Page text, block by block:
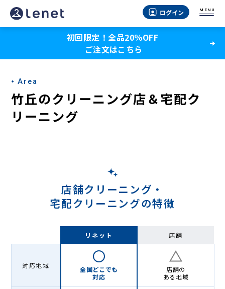
竹
丘
宅
配
ク
Lenet〈リ
ネ
ログイン MENU
初回限定！全品20％OFF
ご注文はこちら
Area
竹丘のクリーニング店＆宅配ク
リーニング
店舗クリーニング・
宅配クリーニングの特徴
リネット 店舗
対応地域
全国どこでも
対応
店舗の
ある地域